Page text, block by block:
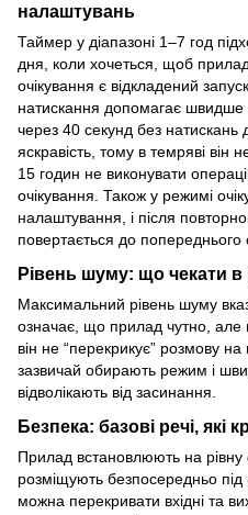
налаштувань
Таймер у діапазоні 1–7 год
дня, коли хочеться, щоб
очікування є відкладений
натискання допомагає швидше
через 40 секунд без
яскравість, тому в темряві він
15 годин не виконувати
очікування. Також у режимі
налаштування, і після
повертається до попереднього
Рівень шуму: що чекати
Максимальний рівень шуму
означає, що прилад чутно, але
він не “перекрикує” розмову на
зазвичай обирають режим і
відволікають від засинання.
Безпека: базові речі, які
Прилад встановлюють на рівну
розміщують безпосередньо
можна перекривати вхідні та